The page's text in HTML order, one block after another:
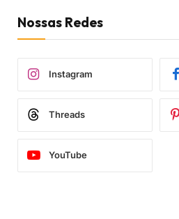
Nossas Redes
Instagram
Threads
YouTube